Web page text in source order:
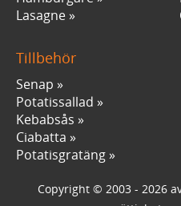
Lasagne
Tillbehör
Senap
Potatissallad
Kebabsås
Ciabatta
Potatisgratäng
Copyright © 2003 - 2026